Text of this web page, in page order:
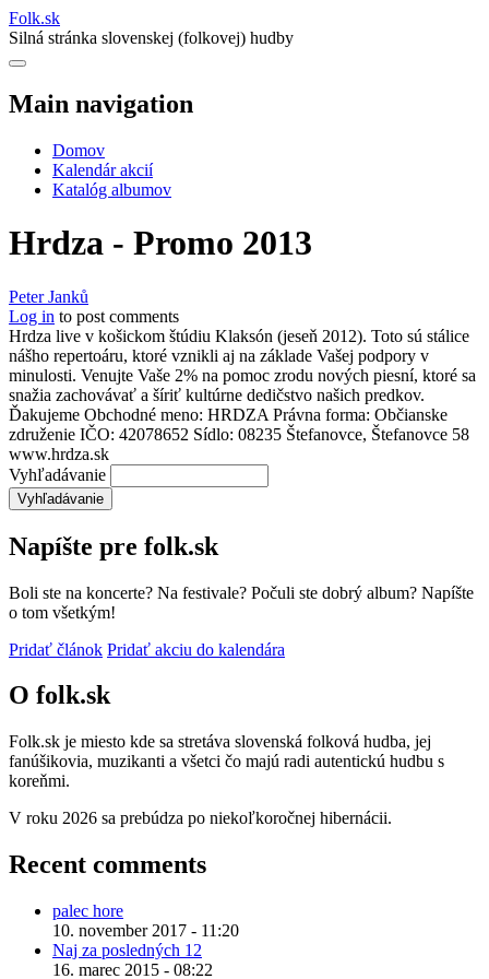
Folk.sk
Silná stránka slovenskej (folkovej) hudby
Main navigation
Domov
Kalendár akcií
Katalóg albumov
Hrdza - Promo 2013
Peter Janků
Log in to post comments
Hrdza live v košickom štúdiu Klaksón (jeseň 2012). Toto sú stálice
nášho repertoáru, ktoré vznikli aj na základe Vašej podpory v
minulosti. Venujte Vaše 2% na pomoc zrodu nových piesní, ktoré sa
snažia zachovávať a šíriť kultúrne dedičstvo našich predkov.
Ďakujeme Obchodné meno: HRDZA Právna forma: Občianske
združenie IČO: 42078652 Sídlo: 08235 Štefanovce, Štefanovce 58
www.hrdza.sk
Vyhľadávanie
Napíšte pre folk.sk
Boli ste na koncerte? Na festivale? Počuli ste dobrý album? Napíšte
o tom všetkým!
Pridať článok Pridať akciu do kalendára
O folk.sk
Folk.sk je miesto kde sa stretáva slovenská folková hudba, jej
fanúšikovia, muzikanti a všetci čo majú radi autentickú hudbu s
koreňmi.
V roku 2026 sa prebúdza po niekoľkoročnej hibernácii.
Recent comments
palec hore
10. november 2017 - 11:20
Naj za posledných 12
16. marec 2015 - 08:22